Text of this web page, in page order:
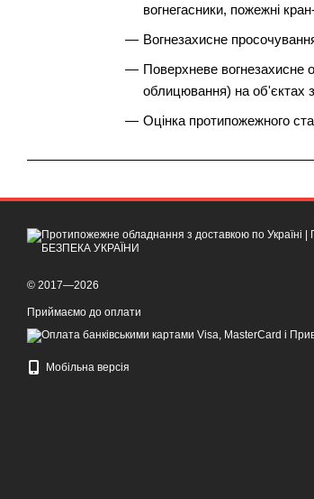
вогнегасники, пожежні
Вогнезахисне
Поверхневе
облицювання) на об'єктах
Оцінка протипожежного
© 2017—2026
Приймаємо до оплати
Мобільна версія